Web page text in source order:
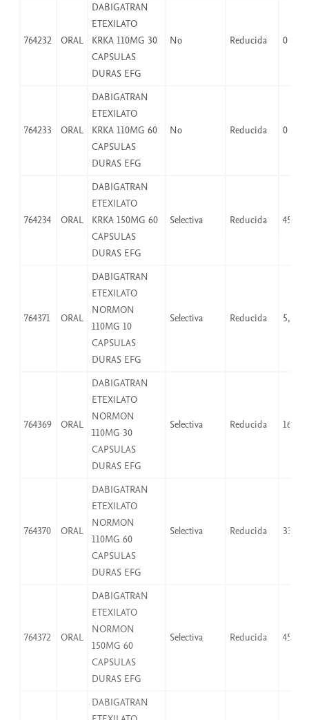
764232 ORAL
DABIGATRAN
ETEXILATO
KRKA 110MG 30
CAPSULAS
DURAS EFG
No Reducida 0
764233 ORAL
DABIGATRAN
ETEXILATO
KRKA 110MG 60
CAPSULAS
DURAS EFG
No Reducida 0
764234 ORAL
DABIGATRAN
ETEXILATO
KRKA 150MG 60
CAPSULAS
DURAS EFG
Selectiva Reducida 45,08
764371 ORAL
DABIGATRAN
ETEXILATO
NORMON
110MG 10
CAPSULAS
DURAS EFG
Selectiva Reducida 5,51
764369 ORAL
DABIGATRAN
ETEXILATO
NORMON
110MG 30
CAPSULAS
DURAS EFG
Selectiva Reducida 16,53
764370 ORAL
DABIGATRAN
ETEXILATO
NORMON
110MG 60
CAPSULAS
DURAS EFG
Selectiva Reducida 33,06
764372 ORAL
DABIGATRAN
ETEXILATO
NORMON
150MG 60
CAPSULAS
DURAS EFG
Selectiva Reducida 45,08
DABIGATRAN